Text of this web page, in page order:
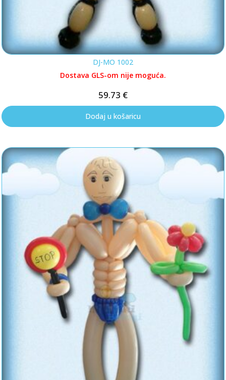
DJ-MO 1002
Dostava GLS-om nije moguća.
59.73 €
Dodaj u košaricu